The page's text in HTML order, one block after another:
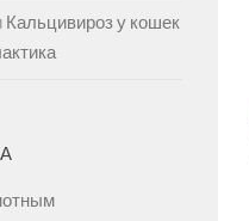
Кальцивироз у кошек